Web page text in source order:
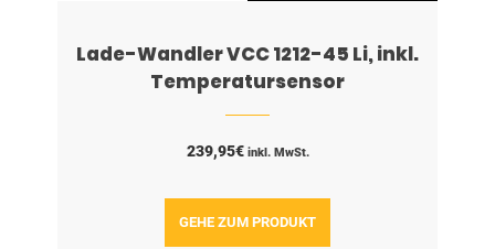
Lade-Wandler VCC 1212-45 Li, inkl.
Temperatursensor
239,95€ inkl. MwSt.
GEHE ZUM PRODUKT